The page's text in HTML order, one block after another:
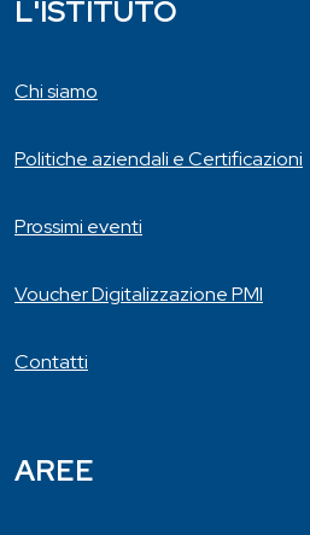
L'ISTITUTO
Chi siamo
Politiche aziendali e Certificazioni
Prossimi eventi
Voucher Digitalizzazione PMI
Contatti
AREE